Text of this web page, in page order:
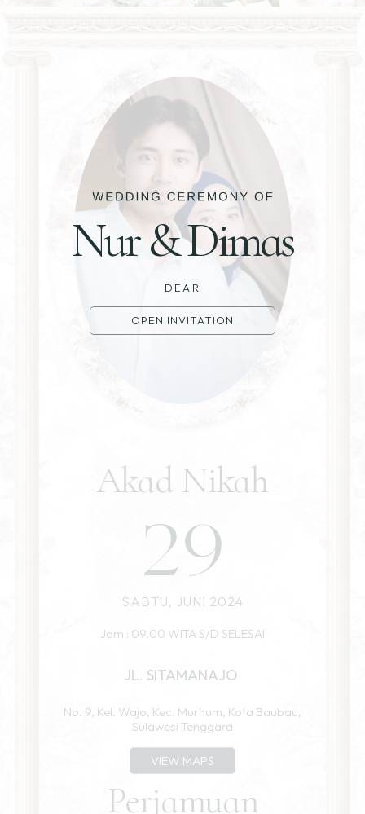
Akad Nikah
29
SABTU, JUNI 2024
Jam : 09.00 WITA S/D SELESAI
JL. SITAMANAJO
No. 9, Kel. Wajo, Kec. Murhum, Kota Baubau,
Sulawesi Tenggara
VIEW MAPS
Perjamuan
Nur & Dimas
DEAR
OPEN INVITATION